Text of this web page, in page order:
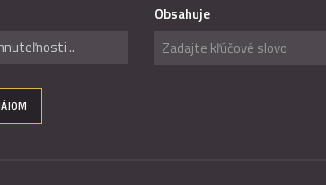
..
Obsahuje